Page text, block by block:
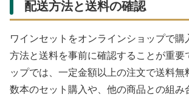
配送方法と送料の確認
ワインセットをオンラインショップで購
方法と送料を事前に確認することが重要
ップでは、一定金額以上の注文で送料無
数本のセット購入や、他の商品との組み